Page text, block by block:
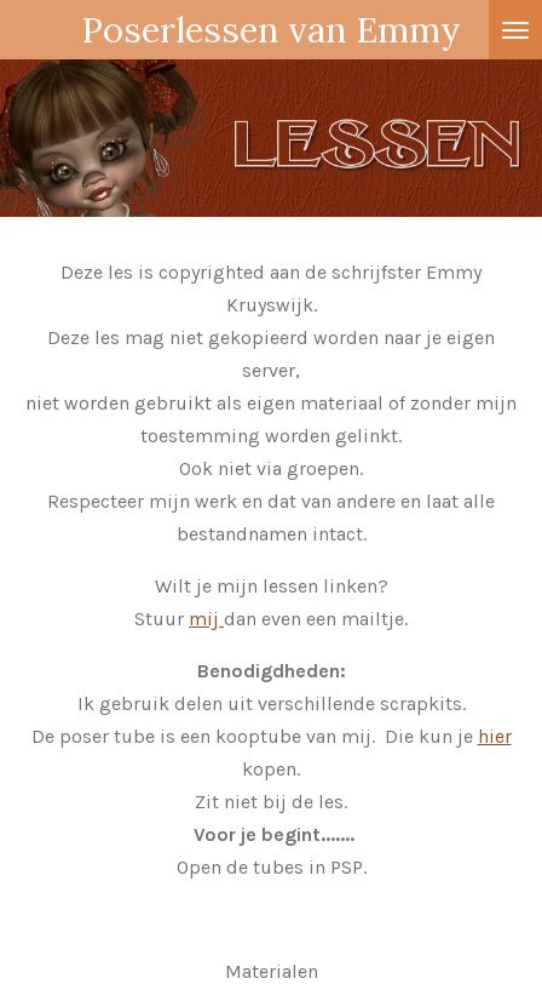
direct
naar
de
hoofdinhoud
Poserlessen van Emmy
Deze les is copyrighted aan de schrijfster Emmy
Kruyswijk.
Deze les mag niet gekopieerd worden naar je eigen
server,
niet worden gebruikt als eigen materiaal of zonder mijn
toestemming worden gelinkt.
Ook niet via groepen.
Respecteer mijn werk en dat van andere en laat alle
bestandnamen intact.
Wilt je mijn lessen linken?
Stuur mij dan even een mailtje.
Benodigdheden:
Ik gebruik delen uit verschillende scrapkits.
De poser tube is een kooptube van mij. Die kun je hier
kopen.
Zit niet bij de les.
Voor je begint.......
Open de tubes in PSP.
Materialen